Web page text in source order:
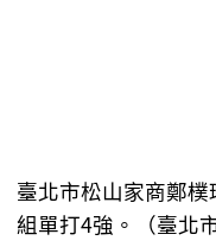
臺北市松山家商鄭
組單打4強。（臺北